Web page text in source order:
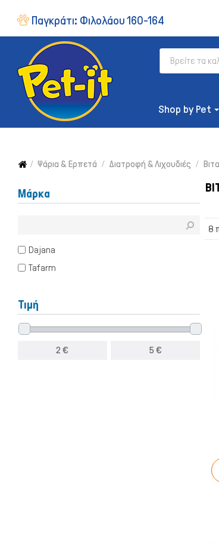
Παγκράτι: Φιλολάου 160-164
Shop by Pet
ΔΙΑΤΡΟΦΉ
Ξηρή Τροφή
Ψάρια & Ερπετά Διατροφή & Λιχουδιές
Μάρκα
Dajana
Tafarm
Τιμή
2 € 5 €
8